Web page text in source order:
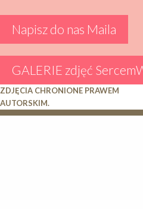
Napisz do nas Maila
GALERIE zdjęć
ZDJĘCIA CHRONIONE PRAWEM
AUTORSKIM.